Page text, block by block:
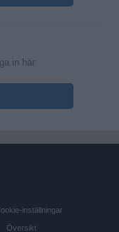
in här
inställningar
Översikt